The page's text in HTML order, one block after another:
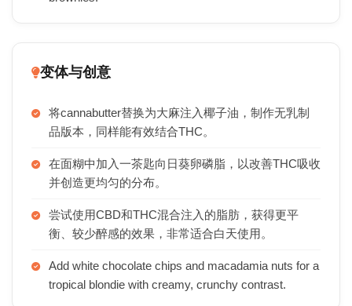
变体与创意
将cannabutter替换为大麻注入椰子油，制作无乳制
品版本，同样能有效结合THC。
在面糊中加入一茶匙向日葵卵磷脂，以改善THC吸收
并创造更均匀的分布。
尝试使用CBD和THC混合注入的脂肪，获得更平
衡、较少醉感的效果，非常适合白天使用。
Add white chocolate chips and macadamia nuts for a
tropical blondie with creamy, crunchy contrast.